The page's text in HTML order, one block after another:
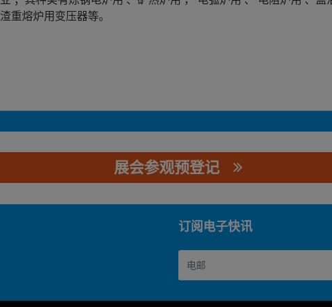
渣重熔炉用变压器等。
展会参观预登记
订阅电子快讯